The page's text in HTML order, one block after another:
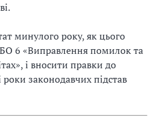
минулого року, як цього
6 «Виправлення помилок та
і вносити правки до
роки законодавчих підстав